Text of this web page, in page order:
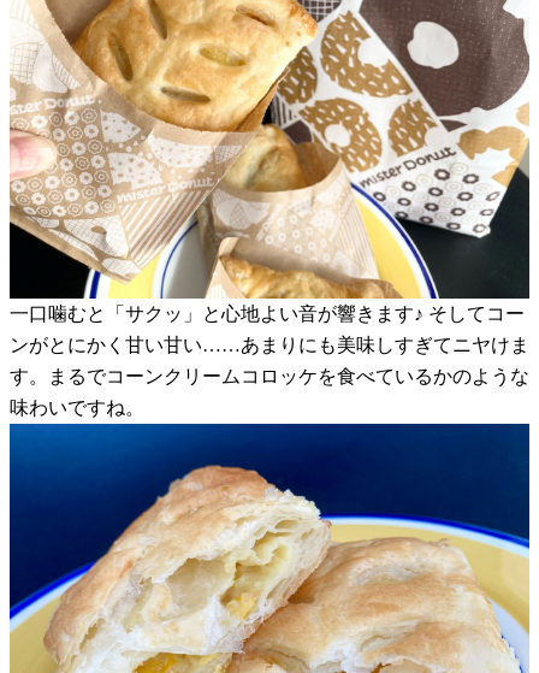
一口噛むと「サクッ」と心地よい音が響きます♪ そしてコー
ンがとにかく甘い甘い……あまりにも美味しすぎてニヤけま
す。まるでコーンクリームコロッケを食べているかのような
味わいですね。